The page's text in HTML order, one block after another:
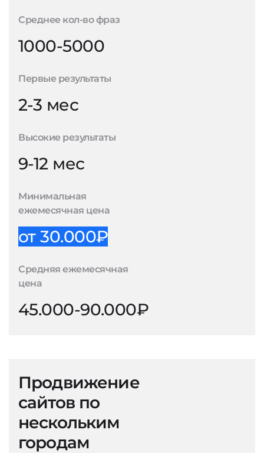
Среднее кол-во фраз
1000-5000
Первые результаты
2-3 мес
Высокие результаты
9-12 мес
Минимальная
ежемесячная цена
от 30.000₽
Средняя ежемесячная
цена
45.000-90.000₽
Продвижение
сайтов по
нескольким
городам